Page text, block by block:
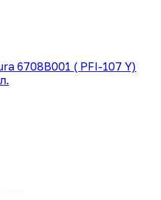
6708B001 ( PFI-107 Y)